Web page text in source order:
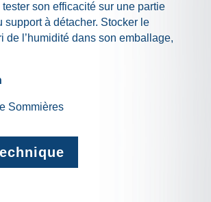
son efficacité sur une partie
support à détacher. Stocker le
de l’humidité dans son emballage,
Sommières